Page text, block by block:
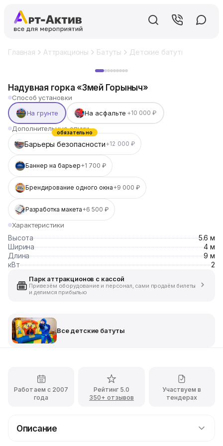
Главная Аттракционы Батуты Детские батуты
Надувная горка «Змей Горыныч»
Способ установки
На грунте
На асфальте +10 000 ₽
Дополнительные опции
Барьеры безопасности+12 000 ₽
обязательно
Баннер на барьер+1 700 ₽
Брендирование одного окна+9 000 ₽
Разработка макета+6 500 ₽
Характеристики
Высота
5.6 м
Ширина
4 м
Длина
9 м
кВт
2
Парк аттракционов с кассой
Привезём оборудование и персонал, сами продаём билеты
и делимся прибылью
Все детские батуты
Работаем с 2007
года
Рейтинг 5.0
350+ отзывов
Участвуем в
тендерах
Описание